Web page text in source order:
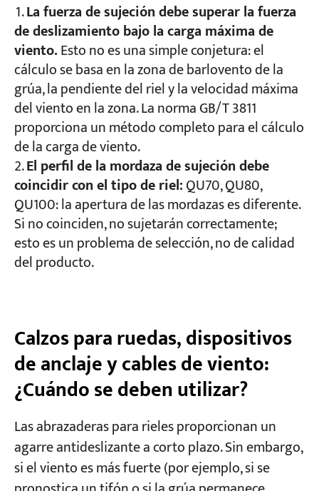
La fuerza de sujeción debe superar la fuerza
de deslizamiento bajo la carga máxima de
viento.Esto no es una simple conjetura: el
cálculo se basa en la zona de barlovento de la
grúa, la pendiente del riel y la velocidad máxima
del viento en la zona. La norma GB/T 3811
proporciona un método completo para el cálculo
de la carga de viento.
El perfil de la mordaza de sujeción debe
coincidir con el tipo de riel:QU70, QU80,
QU100: la apertura de las mordazas es diferente.
Si no coinciden, no sujetarán correctamente;
esto es un problema de selección, no de calidad
del producto.
Calzos para ruedas, dispositivos
de anclaje y cables de viento:
¿Cuándo se deben utilizar?
Las abrazaderas para rieles proporcionan un
agarre antideslizante a corto plazo. Sin embargo,
si el viento es más fuerte (por ejemplo, si se